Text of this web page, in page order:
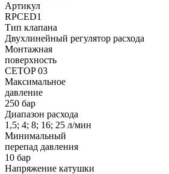
Артикул
RPCED1
Тип клапана
Двухлинейный регулятор расхода
Монтажная
поверхность
CETOP 03
Максимальное
давление
250 бар
Диапазон расхода
1,5; 4; 8; 16; 25 л/мин
Минимальный
перепад давления
10 бар
Напряжение катушки